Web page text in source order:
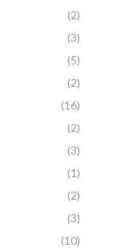
(2)
(3)
(5)
(2)
(16)
(2)
(3)
(1)
(2)
(3)
(10)